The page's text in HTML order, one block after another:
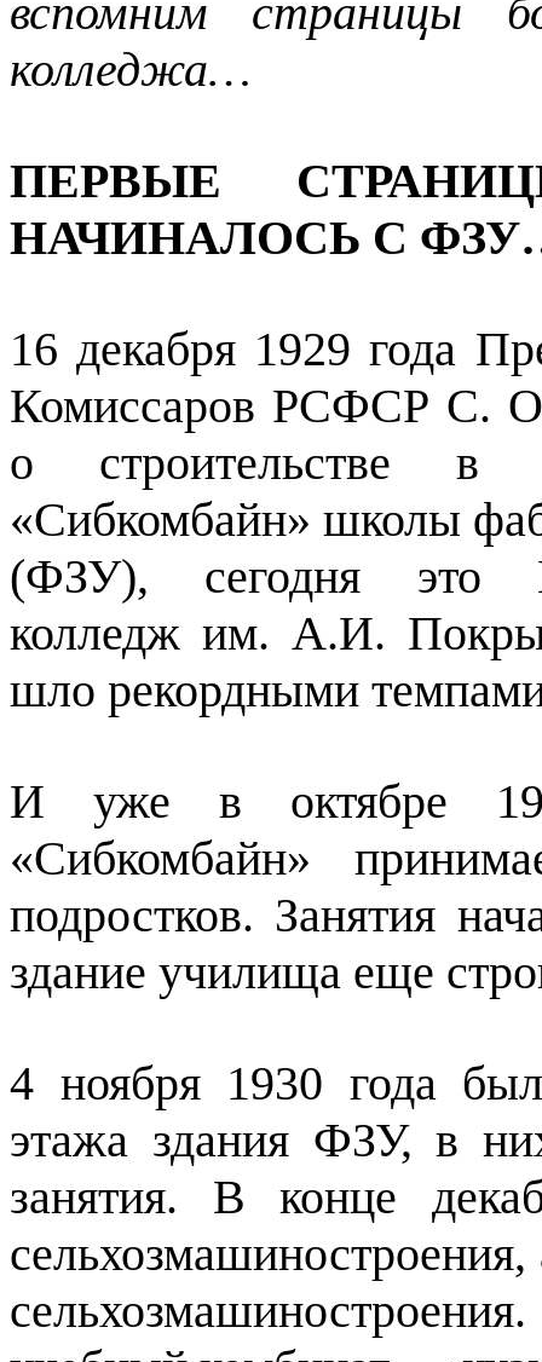
вспомним страницы
колледжа…
ПЕРВЫЕ
НАЧИНАЛОСЬ С
16 декабря 1929 года
Комиссаров РСФСР С.
о строительстве в
«Сибкомбайн» школы
(ФЗУ), сегодня это
колледж им. А.И.
шло рекордными
И уже в октябре
«Сибкомбайн»
подростков. Занятия
здание училища еще
4 ноября 1930 года
этажа здания ФЗУ, в
занятия. В конце